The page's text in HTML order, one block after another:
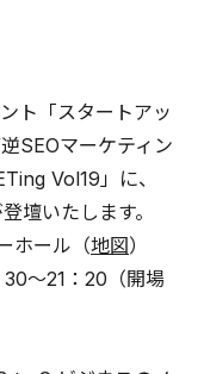
ト「スタートアッ
SEOマーケティン
Vol19」に、
壇いたします。
ホール（地図）
30～21：20（開場